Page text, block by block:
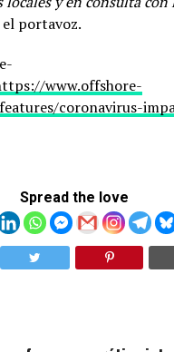
portavoz.
www.offshore-
coronavirus-
Spread the love